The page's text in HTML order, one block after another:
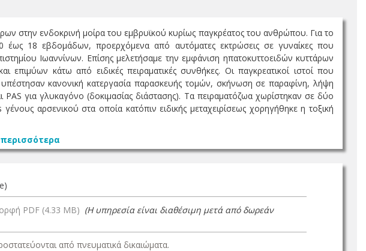
στην ενδοκρινή μοίρα του εμβρυϊκού κυρίως παγκρέατος του ανθρώπου. Για το
18 εβδομάδων, προερχόμενα από αυτόματες εκτρώσεις σε γυναίκες που
Ιωαννίνων. Επίσης μελετήσαμε την εμφάνιση ηπατοκυττοειδών κυττάρων
κάτω από ειδικές πειραματικές συνθήκες. Οι παγκρεατικοί ιστοί που
κανονική κατεργασία παρασκευής τομών, σκήνωση σε παραφίνη, λήψη
για γλυκαγόνο (δοκιμασίας διάστασης). Τα πειραματόζωα χωρίστηκαν σε δύο
αρσενικού στα οποία κατόπιν ειδικής μεταχειρίσεως χορηγήθηκε η τοξική
περισσότερα
PDF (4.33 MB) (Η υπηρεσία είναι διαθέσιμη μετά από δωρεάν
από πνευματικά δικαιώματα.